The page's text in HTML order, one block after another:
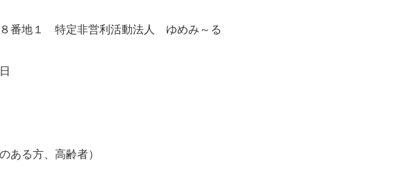
８番地１ 特定非営利活動法人 ゆめみ～る
ある方、高齢者）